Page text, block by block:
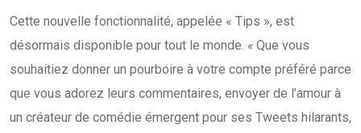
Cette nouvelle fonctionnalité, appelée « Tips », est
désormais disponible pour tout le monde. « Que vous
souhaitiez donner un pourboire à votre compte préféré parce
que vous adorez leurs commentaires, envoyer de l’amour à
un créateur de comédie émergent pour ses Tweets hilarants,